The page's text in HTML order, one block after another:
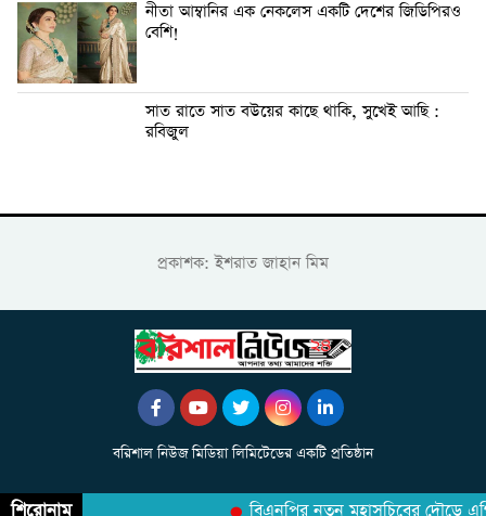
নীতা আম্বানির এক নেকলেস একটি দেশের জিডিপিরও
বেশি!
সাত রাতে সাত বউয়ের কাছে থাকি, সুখেই আছি :
রবিজুল
প্রকাশক: ইশরাত জাহান মিম
বরিশাল নিউজ মিডিয়া লিমিটেডের একটি প্রতিষ্ঠান